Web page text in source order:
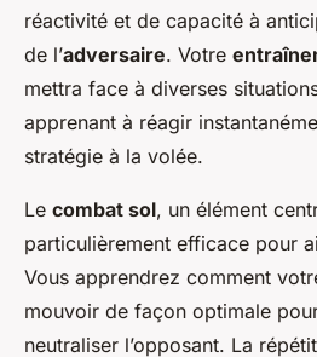
réactivité et de capacité à
de l’adversaire. Votre
mettra face à diverses
apprenant à réagir
stratégie à la volée.
Le combat sol, un élément
particulièrement efficace pour
Vous apprendrez comment
mouvoir de façon optimale
neutraliser l’opposant. La